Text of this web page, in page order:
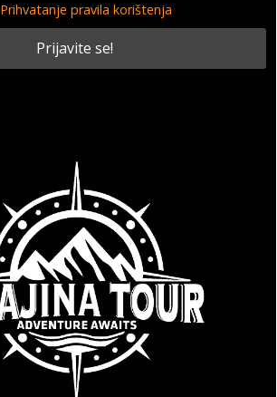
Prihvatanje pravila korištenja